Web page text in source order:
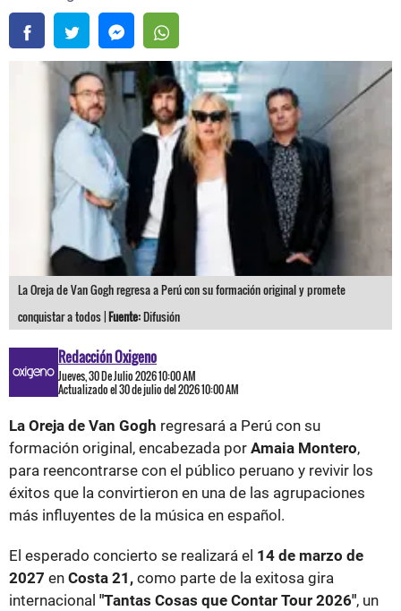
La Oreja de Van Gogh regresa a Perú con su formación original y promete
conquistar a todos |Fuente:Difusión
Redacción Oxigeno
Jueves, 30 De Julio 2026 10:00 AM
Actualizado el 30 de julio del 2026 10:00 AM
La Oreja de Van Gogh regresará a Perú con su
formación original, encabezada por Amaia Montero,
para reencontrarse con el público peruano y revivir los
éxitos que la convirtieron en una de las agrupaciones
más influyentes de la música en español.
El esperado concierto se realizará el 14 de marzo de
2027 en Costa 21, como parte de la exitosa gira
internacional "Tantas Cosas que Contar Tour 2026", un